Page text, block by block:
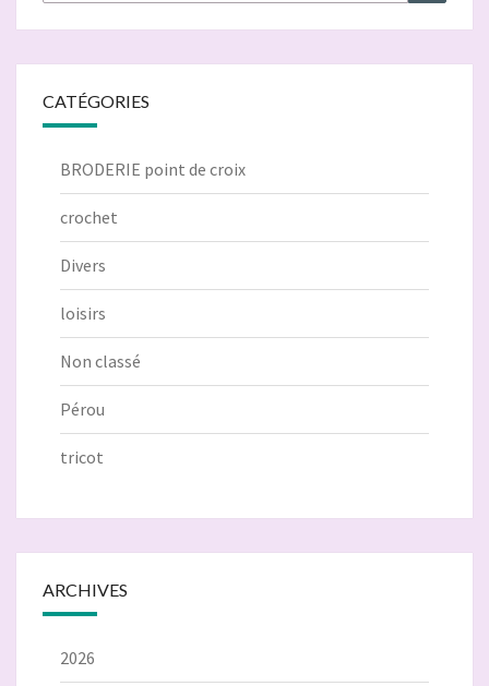
CATÉGORIES
BRODERIE point de croix
crochet
Divers
loisirs
Non classé
Pérou
tricot
ARCHIVES
2026